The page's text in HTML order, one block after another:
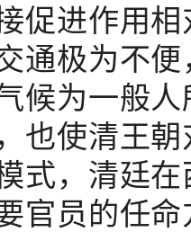
促进作用
通极为不
候为一般
也使清王
式，清廷
官员的任